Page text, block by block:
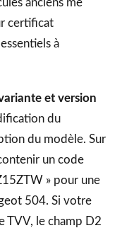
certificat
à
et version
du
du modèle. Sur
un code
» pour une
504. Si votre
TVV, le champ D2